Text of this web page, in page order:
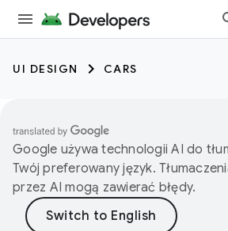
UI DESIGN CARS
Google używa technologii AI do
Twój preferowany język.
przez AI mogą zawierać błędy.